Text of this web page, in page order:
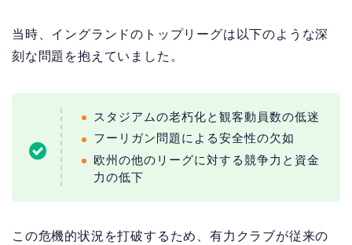
当時、イングランドのトップリーグは以下のような深
刻な問題を抱えていました。
スタジアムの老朽化と観客動員数の低迷
フーリガン問題による安全性の欠如
欧州の他のリーグに対する競争力と資金
力の低下
この危機的状況を打破するため、有力クラブが従来の